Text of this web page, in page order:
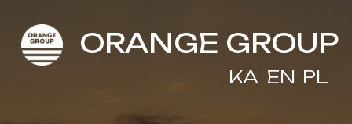
KA PL
EN
ORANGE GROUP